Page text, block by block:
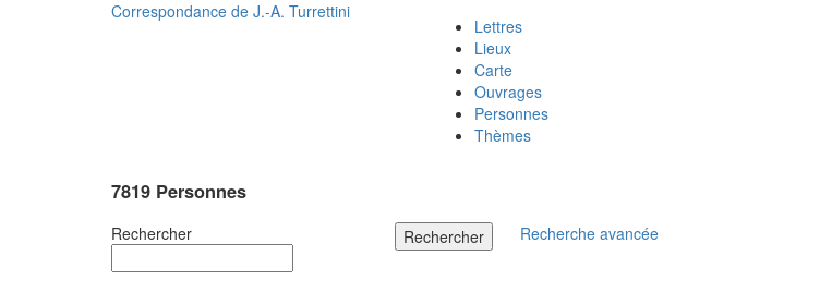
Correspondance de J.-A. Turrettini
Lettres
Lieux
Carte
Ouvrages
Personnes
Thèmes
7819 Personnes
Rechercher Rechercher Recherche avancée